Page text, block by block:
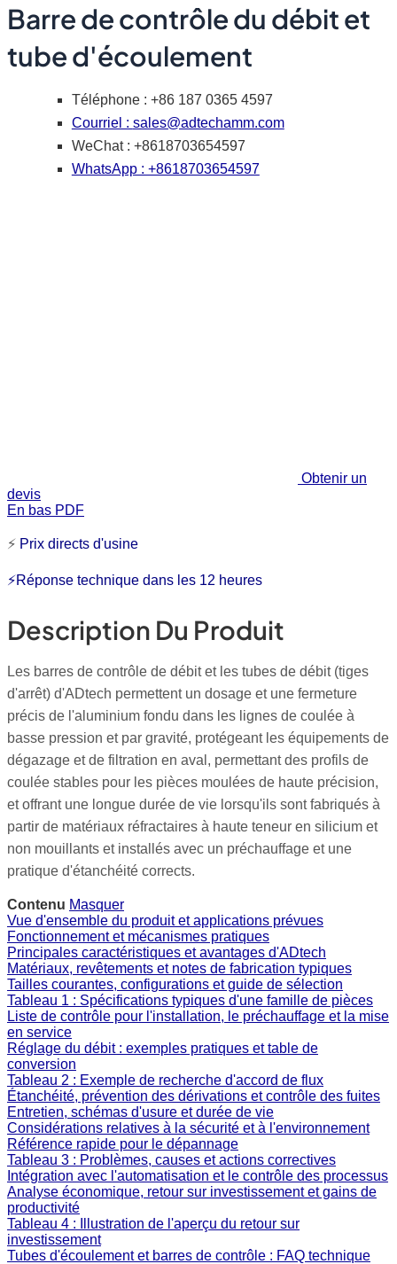
Barre de contrôle du débit et
tube d'écoulement
Téléphone : +86 187 0365 4597
Courriel : sales@adtechamm.com
WeChat : +8618703654597
WhatsApp : +8618703654597
Obtenir un
devis
En bas PDF
⚡ Prix directs d'usine
⚡Réponse technique dans les 12 heures
Description Du Produit
Les barres de contrôle de débit et les tubes de débit (tiges
d'arrêt) d'ADtech permettent un dosage et une fermeture
précis de l'aluminium fondu dans les lignes de coulée à
basse pression et par gravité, protégeant les équipements de
dégazage et de filtration en aval, permettant des profils de
coulée stables pour les pièces moulées de haute précision,
et offrant une longue durée de vie lorsqu'ils sont fabriqués à
partir de matériaux réfractaires à haute teneur en silicium et
non mouillants et installés avec un préchauffage et une
pratique d'étanchéité corrects.
Contenu Masquer
Vue d'ensemble du produit et applications prévues
Fonctionnement et mécanismes pratiques
Principales caractéristiques et avantages d'ADtech
Matériaux, revêtements et notes de fabrication typiques
Tailles courantes, configurations et guide de sélection
Tableau 1 : Spécifications typiques d'une famille de pièces
Liste de contrôle pour l'installation, le préchauffage et la mise
en service
Réglage du débit : exemples pratiques et table de
conversion
Tableau 2 : Exemple de recherche d'accord de flux
Étanchéité, prévention des dérivations et contrôle des fuites
Entretien, schémas d'usure et durée de vie
Considérations relatives à la sécurité et à l'environnement
Référence rapide pour le dépannage
Tableau 3 : Problèmes, causes et actions correctives
Intégration avec l'automatisation et le contrôle des processus
Analyse économique, retour sur investissement et gains de
productivité
Tableau 4 : Illustration de l'aperçu du retour sur
investissement
Tubes d'écoulement et barres de contrôle : FAQ technique